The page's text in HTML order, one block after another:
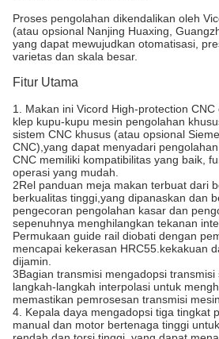
Proses pengolahan dikendalikan oleh
(atau opsional Nanjing Huaxing,
yang dapat mewujudkan otomatisasi,
varietas dan skala besar.
Fitur Utama
1. Makan ini Vicord High-protection
klep kupu-kupu mesin pengolahan
sistem CNC khusus (atau opsional
CNC),yang dapat menyadari
CNC memiliki kompatibilitas yang baik,
operasi yang mudah.
2Rel panduan meja makan terbuat dari
berkualitas tinggi,yang dipanaskan dan
pengecoran pengolahan kasar dan
sepenuhnya menghilangkan tekanan
Permukaan guide rail diobati dengan
mencapai kekerasan HRC55.kekakuan
dijamin.
3Bagian transmisi mengadopsi
langkah-langkah interpolasi untuk
memastikan pemrosesan transmisi
4. Kepala daya mengadopsi tiga tingkat
manual dan motor bertenaga tinggi